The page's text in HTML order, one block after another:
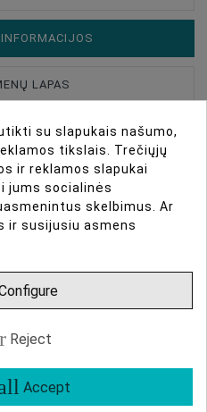
LAPAS
Photo Frames
apvalius ir
prie įvairių interjerų bei
ar kuriate kuratoriaus
su slapukais našumo,
tikslais. Trečiųjų
ir reklamos slapukai
jums socialinės
skelbimus. Ar
ir susijusiu asmens
Reject
Accept